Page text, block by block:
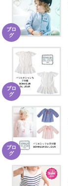
ブロ
グ
ブロ
グ
ブロ
グ